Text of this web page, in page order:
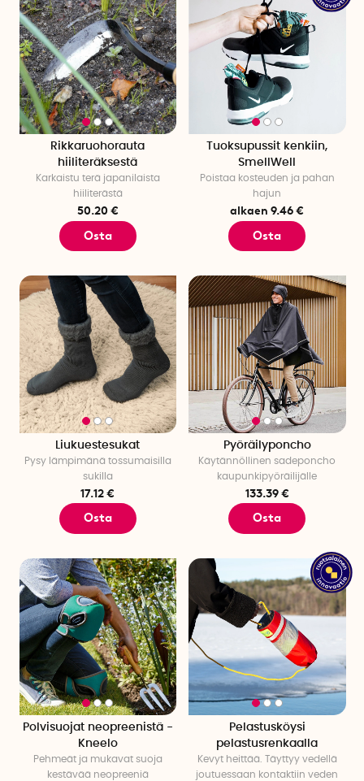
Rikkaruohorauta
hiiliteräksestä
Karkaistu terä japanilaista
hiiliterästä
50.20 €
Osta
Tuoksupussit kenkiin,
SmellWell
Poistaa kosteuden ja pahan
hajun
alkaen 9.46 €
Osta
Liukuestesukat
Pysy lämpimänä tossumaisilla
sukilla
17.12 €
Osta
Pyöräilyponcho
Käytännöllinen sadeponcho
kaupunkipyöräilijälle
133.39 €
Osta
Polvisuojat neopreenistä -
Kneelo
Pehmeät ja mukavat suoja
kestävää neopreeniä
Pelastusköysi
pelastusrenkaalla
Kevyt heittää. Täyttyy vedellä
joutuessaan kontaktiin veden